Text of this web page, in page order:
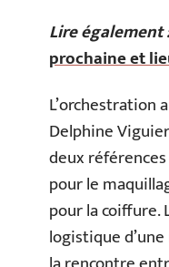
Lire également
prochaine et
L’orchestration
Delphine
deux
pour le
pour la coiffure.
logistique